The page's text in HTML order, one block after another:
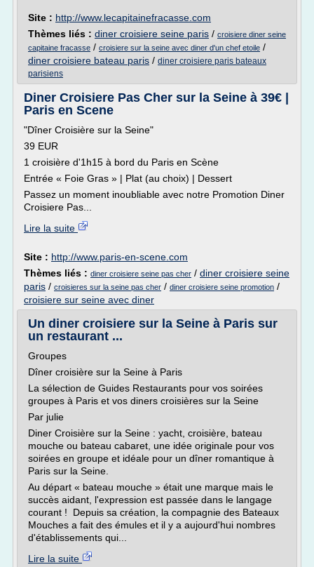
Site : http://www.lecapitainefracasse.com
Thèmes liés : diner croisiere seine paris / croisiere diner seine
capitaine fracasse / croisiere sur la seine avec diner d'un chef etoile /
diner croisiere bateau paris / diner croisiere paris bateaux
parisiens
Diner Croisiere Pas Cher sur la Seine à 39€ |
Paris en Scene
"Dîner Croisière sur la Seine"
39 EUR
1 croisière d'1h15 à bord du Paris en Scène
Entrée « Foie Gras » | Plat (au choix) | Dessert
Passez un moment inoubliable avec notre Promotion Diner
Croisiere Pas...
Lire la suite
Site : http://www.paris-en-scene.com
Thèmes liés : diner croisiere seine pas cher / diner croisiere seine
paris / croisieres sur la seine pas cher / diner croisiere seine promotion /
croisiere sur seine avec diner
Un diner croisiere sur la Seine à Paris sur
un restaurant ...
Groupes
Dîner croisière sur la Seine à Paris
La sélection de Guides Restaurants pour vos soirées
groupes à Paris et vos diners croisières sur la Seine
Par julie
Diner Croisière sur la Seine : yacht, croisière, bateau
mouche ou bateau cabaret, une idée originale pour vos
soirées en groupe et idéale pour un dîner romantique à
Paris sur la Seine.
Au départ « bateau mouche » était une marque mais le
succès aidant, l'expression est passée dans le langage
courant ! Depuis sa création, la compagnie des Bateaux
Mouches a fait des émules et il y a aujourd'hui nombres
d'établissements qui...
Lire la suite